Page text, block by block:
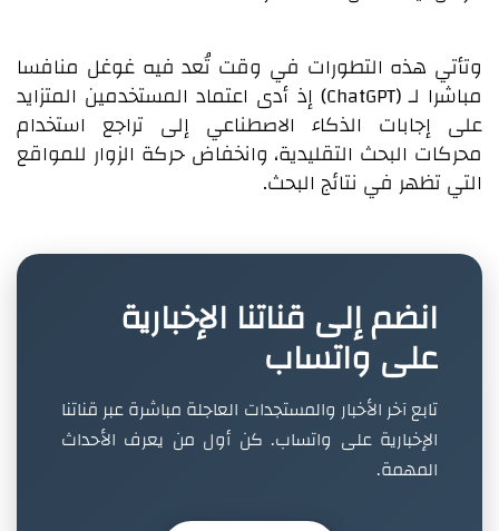
وتأتي هذه التطورات في وقت تُعد فيه غوغل منافسا
مباشرا لـ (ChatGPT) إذ أدى اعتماد المستخدمين المتزايد
على إجابات الذكاء الاصطناعي إلى تراجع استخدام
محركات البحث التقليدية، وانخفاض حركة الزوار للمواقع
التي تظهر في نتائج البحث.
انضم إلى قناتنا الإخبارية
على واتساب
تابع آخر الأخبار والمستجدات العاجلة مباشرة عبر قناتنا
الإخبارية على واتساب. كن أول من يعرف الأحداث
المهمة.